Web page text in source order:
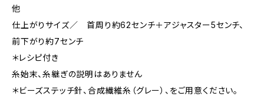
他
仕上がりサイズ／ 首周り約62センチ＋アジャスター5センチ、
前下がり約7センチ
＊レシピ付き
糸始末、糸継ぎの説明はありません
＊ビーズステッチ針、合成繊維糸（グレー）、をご用意ください。